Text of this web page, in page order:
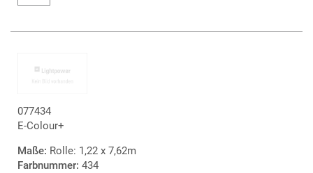
077434
E-Colour+
Maße: Rolle: 1,22 x 7,62m
Farbnummer: 434